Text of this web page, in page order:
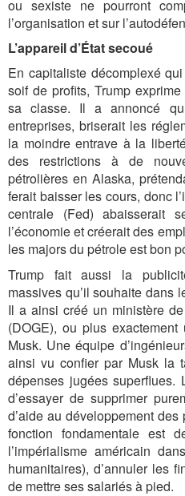
ou sexiste ne pourront
l’organisation et sur
L’appareil d’État secoué
En capitaliste décomplexé
soif de profits, Trump
sa classe. Il a annoncé
entreprises, briserait les
la moindre entrave à la
des restrictions à de
pétrolières en Alaska,
ferait baisser les cours, donc
centrale (Fed) abaisserait
l’économie et créerait des
les majors du pétrole est bon
Trump fait aussi la
massives qu’il souhaite dans
Il a ainsi créé un ministère
(DOGE), ou plus
Musk. Une équipe
ainsi vu confier par Musk la
dépenses jugées superflues.
d’essayer de supprimer
d’aide au développement
fonction fondamentale est
l’impérialisme américain
humanitaires), d’annuler les
de mettre ses salariés à pied.